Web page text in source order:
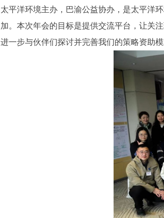
太平洋环境主办，巴渝公益协办，是太平洋
加。本次年会的目标是提供交流平台，让关
进一步与伙伴们探讨并完善我们的策略资助